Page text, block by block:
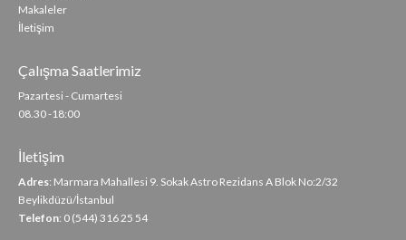
Makaleler
İletişim
Çalışma Saatlerimiz
Pazartesi - Cumartesi
08.30 -18:00
İletişim
Adres: Marmara Mahallesi 9. Sokak Astro Rezidans A Blok No:2/32
Beylikdüzü/İstanbul
Telefon: 0 (544) 316 25 54